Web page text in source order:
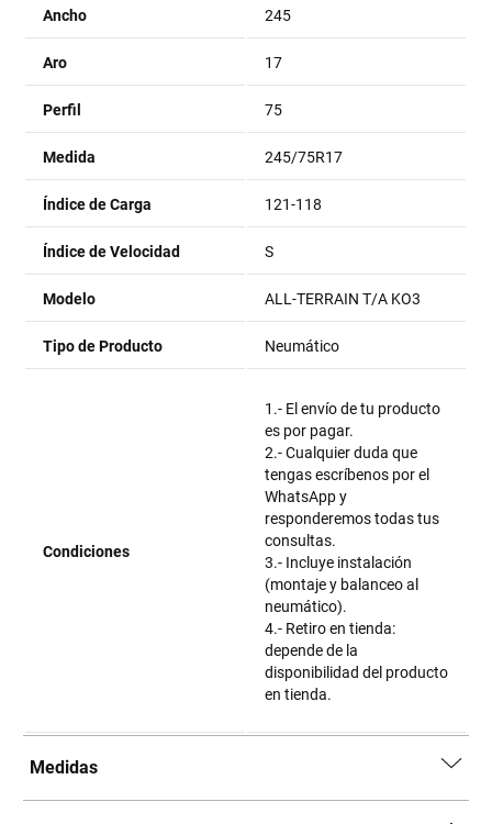
Ancho 245
Aro 17
Perfil 75
Medida 245/75R17
Índice de Carga 121-118
Índice de Velocidad S
Modelo ALL-TERRAIN T/A KO3
Tipo de Producto Neumático
Condiciones
1.- El envío de tu producto
es por pagar.
2.- Cualquier duda que
tengas escríbenos por el
WhatsApp y
responderemos todas tus
consultas.
3.- Incluye instalación
(montaje y balanceo al
neumático).
4.- Retiro en tienda:
depende de la
disponibilidad del producto
en tienda.
Medidas